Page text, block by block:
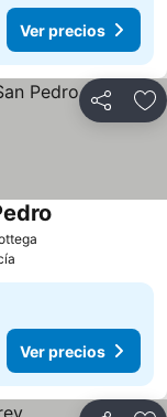
Ver precios
Compartir
Ver precios